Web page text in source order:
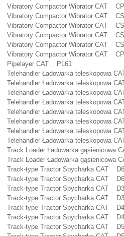
Vibratory Compactor Wibrator CAT
Vibratory Compactor Wibrator CAT
Vibratory Compactor Wibrator CAT
Vibratory Compactor Wibrator CAT
Vibratory Compactor Wibrator CAT
Vibratory Compactor Wibrator CAT
Pipelayer CAT PL61
Telehandler Ładowarka teleskopowa
Telehandler Ładowarka teleskopowa
Telehandler Ładowarka teleskopowa
Telehandler Ładowarka teleskopowa
Telehandler Ładowarka teleskopowa
Telehandler Ładowarka teleskopowa
Telehandler Ładowarka teleskopowa
Telehandler Ładowarka teleskopowa
Track Loader Ładowarka gąsienicowa
Track Loader Ładowarka gąsienicowa
Track-type Tractor Spycharka CAT
Track-type Tractor Spycharka CAT
Track-type Tractor Spycharka CAT
Track-type Tractor Spycharka CAT
Track-type Tractor Spycharka CAT
Track-type Tractor Spycharka CAT
Track-type Tractor Spycharka CAT